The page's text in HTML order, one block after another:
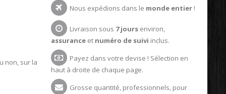
non, sur la
Nous expédions dans le monde entier!
Livraison sous 7 joursenviron,
assuranceet numéro de suivi inclus.
Payez dans votre devise ! Sélection en
haut à droite de chaque page.
Grosse quantité, professionnels, pour